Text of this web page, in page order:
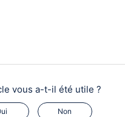
vous a-t-il été utile ?
Non